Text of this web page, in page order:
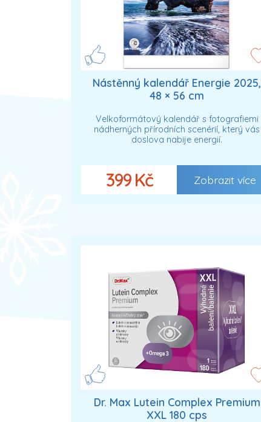
Nástěnný kalendář Energie 2025,
48 × 56 cm
Velkoformátový kalendář s fotografiemi
nádherných přírodních scenérií, který vás
doslova nabije energií.
399 Kč Zobrazit více
Dr. Max Lutein Complex Premium
XXL 180 cps